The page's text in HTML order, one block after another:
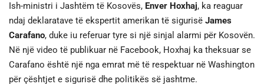
Ish-ministri i Jashtëm të Kosovës, Enver Hoxhaj, ka reaguar
ndaj deklaratave të ekspertit amerikan të sigurisë James
Carafano, duke iu referuar tyre si një sinjal alarmi për Kosovën.
Në një video të publikuar në Facebook, Hoxhaj ka theksuar se
Carafano është një nga emrat më të respektuar në Washington
për çështjet e sigurisë dhe politikës së jashtme.